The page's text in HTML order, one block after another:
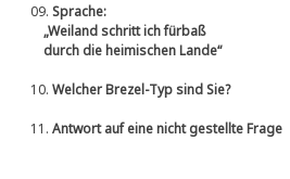
09.Sprache:
„Weiland schritt ich fürbaß
durch die heimischen Lande“
10.Welcher Brezel-Typ sind Sie?
11.Antwort auf eine nicht gestellte Frage